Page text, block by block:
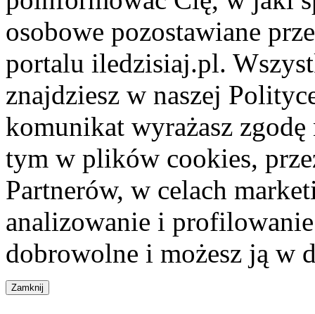
osobowe pozostawiane
portalu iledzisiaj.pl.
znajdziesz w naszej
komunikat wyrażasz
tym w plików cookies,
Partnerów, w celach
analizowanie i
dobrowolne i możesz ją w